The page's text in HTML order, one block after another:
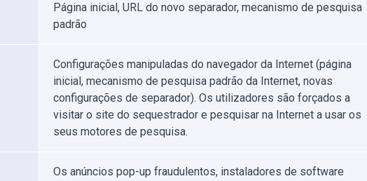
Página inicial, URL do novo separador, mecanismo de pesquisa
padrão
Configurações manipuladas do navegador da Internet (página
inicial, mecanismo de pesquisa padrão da Internet, novas
configurações de separador). Os utilizadores são forçados a
visitar o site do sequestrador e pesquisar na Internet a usar os
seus motores de pesquisa.
Os anúncios pop-up fraudulentos, instaladores de software